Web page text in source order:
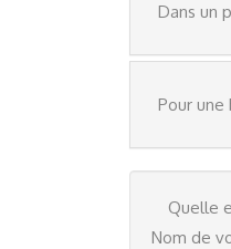
Dans un
Pour
Quelle
Nom de